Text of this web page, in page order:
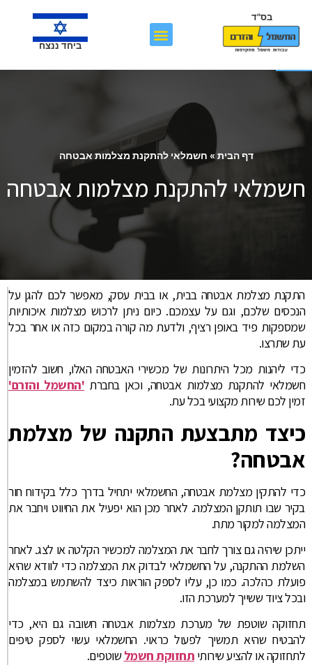
פתח סרגל נגישות
בס"ד
ביחד ננצח
דף הבית» חשמלאי להתקנת מצלמות אבטחה
חשמלאי להתקנת מצלמות אבטחה
התקנת מצלמת אבטחה בבית, או בבית עסק, מאפשר לכם להגן על
הנכסים שלכם, וגם על עצמכם. כיום ניתן לרכוש מצלמות איכותיות
שמספקות פיד באופן רציף, ולדעת מה קורה במקום כזה או אחר בכל
עת שתרצו.
כדי ליהנות מכל היתרונות של מכשירי האבטחה האלו, חשוב להזמין
חשמלאי להתקנת מצלמות אבטחה, וכאן בחברת 'החשמל והזרם'
זמין לכם שירות מקצועי בכל עת.
כיצד מתבצעת התקנה של מצלמת
אבטחה?
כדי להתקין מצלמת אבטחה, החשמלאי יתחיל בדרך כלל בקידוח חור
בקיר שבו תותקן המצלמה. לאחר מכן הוא יפעיל את החיווט ויחבר את
המצלמה למקור מתח.
ייתכן שיהיה גם צורך לחבר את המצלמה למכשיר הקלטה או לצג. לאחר
השלמת ההתקנה, על החשמלאי לבדוק את המצלמה כדי לוודא שהיא
פועלת כהלכה. כמו כן, עליו לספק הוראות כיצד להשתמש במצלמה
ובכל ציוד ששייך למערכת הזו.
תחזוקה שוטפת של מערכת מצלמות אבטחה חשובה גם היא, כדי
להבטיח שהיא תמשיך לפעול כראוי. החשמלאי עשוי לספק טיפים
לתחזוקה או להציע שירותי תחזוקת חשמלשוטפים.